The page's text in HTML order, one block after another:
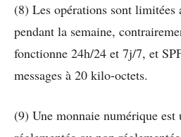
(8) Les opérations sont limitées
pendant la semaine,
fonctionne 24h/24 et 7j/7, et
messages à 20 kilo-octets.
(9) Une monnaie numérique est